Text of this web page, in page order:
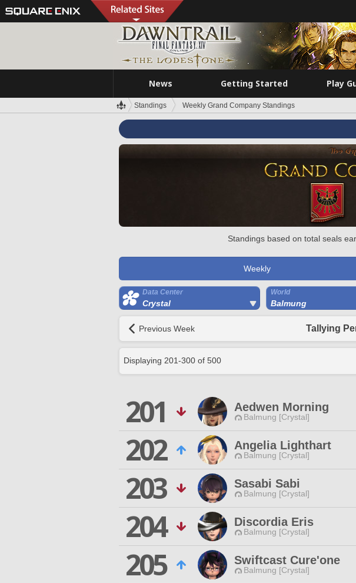
News Getting Started Play
Standings Weekly Grand Company Standings
Standings based on total seals
Weekly
Data Center
Crystal
World
Balmung
Previous Week Tallying
Displaying 201-300 of 500
201 Aedwen Morning
Balmung [Crystal]
202
Angelia Lighthart
Balmung [Crystal]
203
Sasabi Sabi
Balmung [Crystal]
204
Discordia Eris
Balmung [Crystal]
205
Swiftcast Cure'one
Balmung [Crystal]